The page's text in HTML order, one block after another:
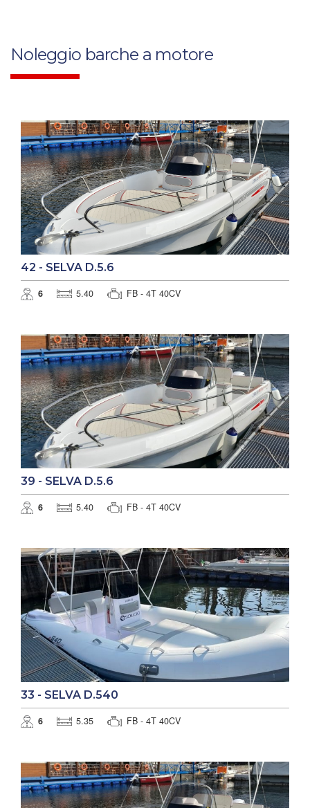
Noleggio barche a motore
42 - SELVA D.5.6
6 5.40 FB - 4T 40CV
39 - SELVA D.5.6
6 5.40 FB - 4T 40CV
33 - SELVA D.540
6 5.35 FB - 4T 40CV